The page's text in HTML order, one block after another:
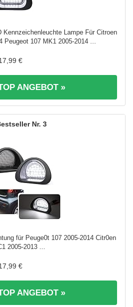
Kennzeichenleuchte Lampe Für Citroen
Peugeot 107 MK1 2005-2014 ...
€
ANGEBOT »
3
für Peuge0t 107 2005-2014 Citr0en
2005-2013 ...
€
ANGEBOT »